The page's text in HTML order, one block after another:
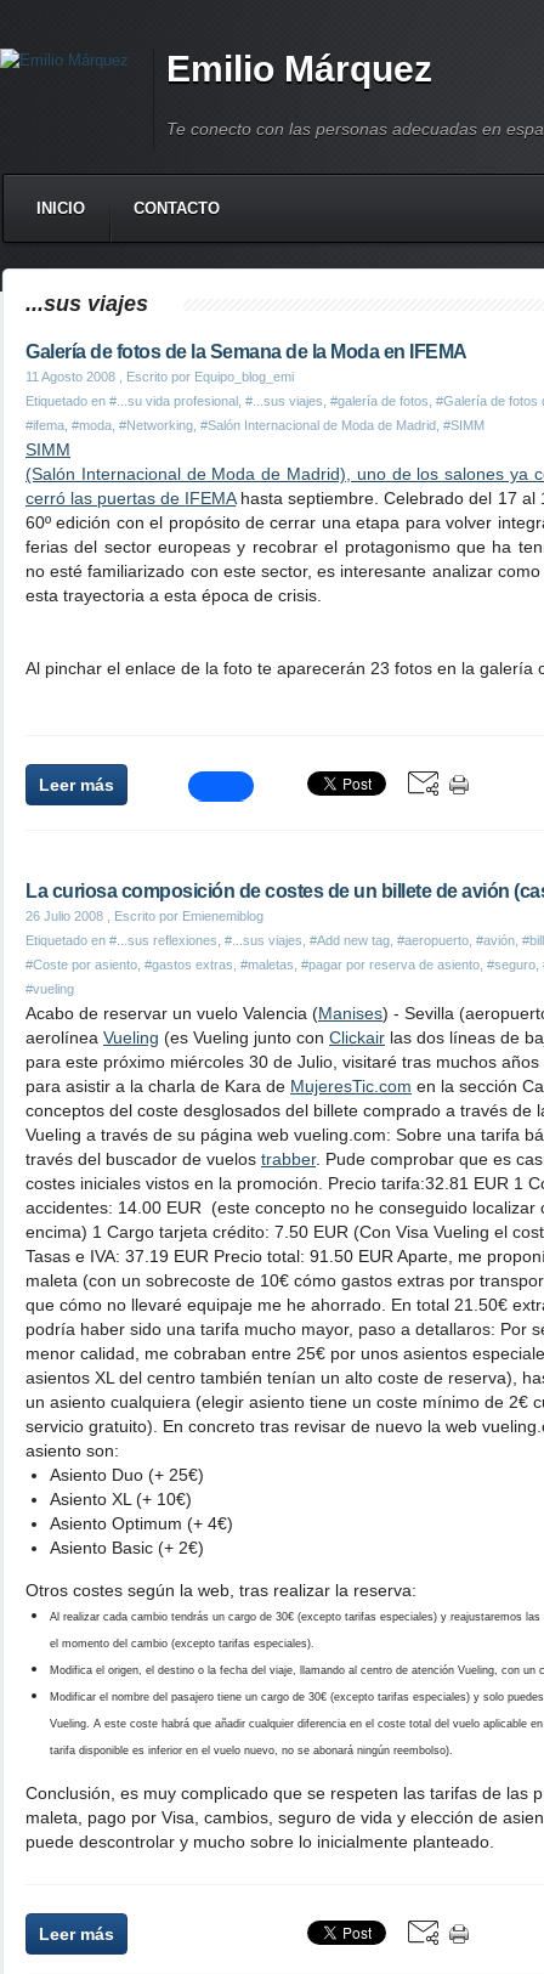
Emilio Márquez
Te conecto con las personas adecuadas en
INICIO CONTACTO
...sus viajes
Galería de fotos de la Semana de la Moda en IFEMA
11 Agosto 2008 , Escrito por Equipo_blog_emi
Etiquetado en #...su vida profesional #...sus viajes #galería de fotos #Galería de fotos
#ifema #moda #Networking #Salón Internacional de Moda de Madrid #SIMM
SIMM
(Salón Internacional de Moda de Madrid), uno de los salones ya
cerró las puertas de IFEMAhasta septiembre. Celebrado del 17 al
60º edición con el propósito de cerrar una etapa para volver
ferias del sector europeas y recobrar el protagonismo que ha
no esté familiarizado con este sector, es interesante analizar
esta trayectoria a esta época de crisis.
Al pinchar el enlace de la foto te aparecerán 23 fotos en la galería
Leer más
La curiosa composición de costes de un billete de avión
26 Julio 2008 , Escrito por Emienemiblog
Etiquetado en #...sus reflexiones #...sus viajes #Add new tag #aeropuerto #avión
#Coste por asiento #gastos extras #maletas #pagar por reserva de asiento #seguro
#vueling
Acabo de reservar un vuelo Valencia (Manises) - Sevilla
aerolínea Vueling (es Vueling junto con Clickair las dos líneas de
para este próximo miércoles 30 de Julio, visitaré tras muchos
para asistir a la charla de Kara de MujeresTic.com en la sección
conceptos del coste desglosados del billete comprado a través de
Vueling a través de su página web vueling.com: Sobre una tarifa
través del buscador de vuelos trabber. Pude comprobar que es
costes iniciales vistos en la promoción. Precio tarifa:32.81 EUR 1
accidentes: 14.00 EUR (este concepto no he conseguido localizar
encima) 1 Cargo tarjeta crédito: 7.50 EUR (Con Visa Vueling el
Tasas e IVA: 37.19 EUR Precio total: 91.50 EUR Aparte, me
maleta (con un sobrecoste de 10€ cómo gastos extras por
que cómo no llevaré equipaje me he ahorrado. En total 21.50€
podría haber sido una tarifa mucho mayor, paso a detallaros: Por
menor calidad, me cobraban entre 25€ por unos asientos
asientos XL del centro también tenían un alto coste de reserva),
un asiento cualquiera (elegir asiento tiene un coste mínimo de 2€
servicio gratuito). En concreto tras revisar de nuevo la web
asiento son:
Asiento Duo (+ 25€)
Asiento XL (+ 10€)
Asiento Optimum (+ 4€)
Asiento Basic (+ 2€)
Otros costes según la web, tras realizar la reserva:
Al realizar cada cambio tendrás un cargo de 30€ (excepto tarifas especiales) y reajustaremos
el momento del cambio (excepto tarifas especiales).
Modifica el origen, el destino o la fecha del viaje, llamando al centro de atención Vueling, con un
Modificar el nombre del pasajero tiene un cargo de 30€ (excepto tarifas especiales) y solo
Vueling. A este coste habrá que añadir cualquier diferencia en el coste total del vuelo aplicable
tarifa disponible es inferior en el vuelo nuevo, no se abonará ningún reembolso).
Conclusión, es muy complicado que se respeten las tarifas de las
maleta, pago por Visa, cambios, seguro de vida y elección de
puede descontrolar y mucho sobre lo inicialmente planteado.
Leer más